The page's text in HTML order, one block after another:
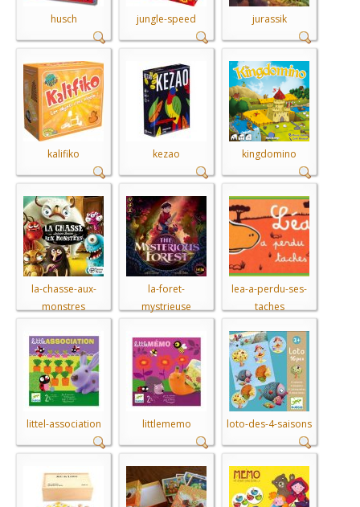
husch jungle-speed jurassik
kalifiko kezao kingdomino
la-chasse-aux-
monstres
la-foret-
mystrieuse
lea-a-perdu-ses-
taches
littel-association littlememo loto-des-4-saisons